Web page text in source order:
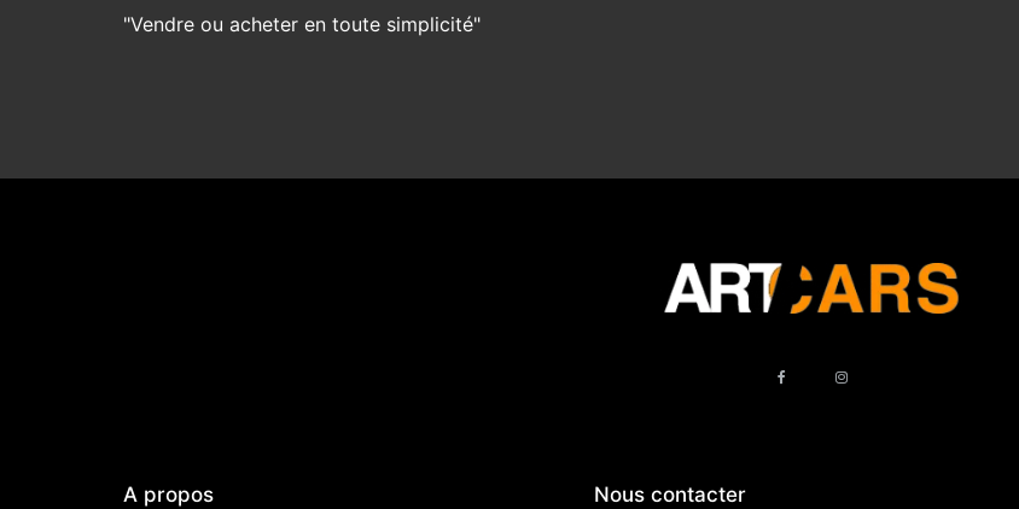
"Vendre ou acheter en toute simplicité"
A propos Nous contacter